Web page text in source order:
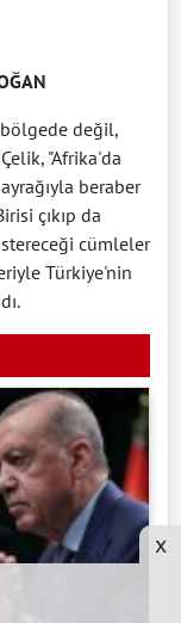
bölgede değil,
"Afrika'da
beraber
çıkıp da
cümleler
Türkiye'nin
x